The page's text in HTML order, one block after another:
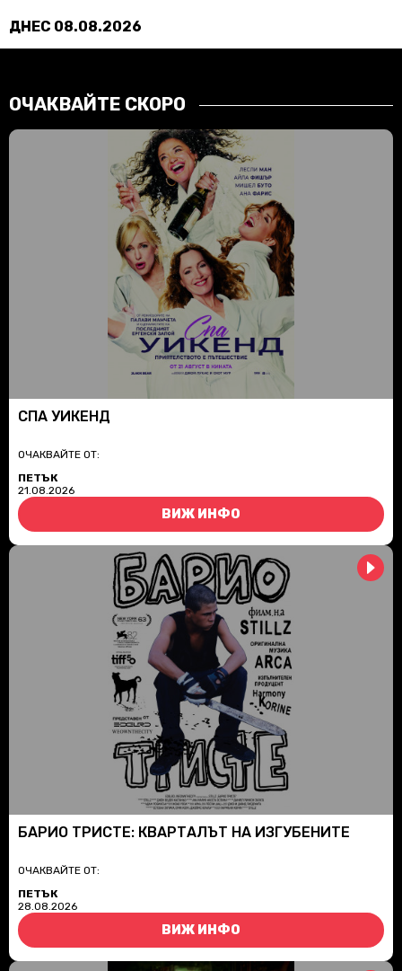
ДНЕС 08.08.2026
ОЧАКВАЙТЕ СКОРО
СПА УИКЕНД
ОЧАКВАЙТЕ ОТ:
ПЕТЪК
21.08.2026
ВИЖ ИНФО
БАРИО ТРИСТЕ: КВАРТАЛЪТ НА ИЗГУБЕНИТЕ
ОЧАКВАЙТЕ ОТ:
ПЕТЪК
28.08.2026
ВИЖ ИНФО